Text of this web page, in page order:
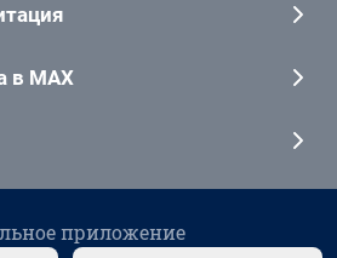
в MAX
приложение